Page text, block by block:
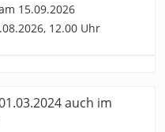
15.09.2026
12.00 Uhr
auch im